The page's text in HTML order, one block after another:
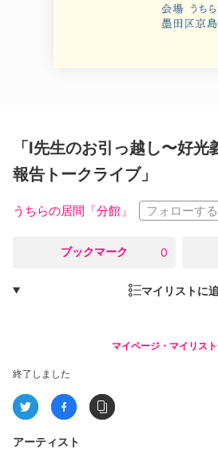
「I先生のお引っ越し〜好
報告トークライブ」
うちらの居間「分館」 フォローする
ブックマーク 0
マイリストに
マイページ・マイリス
終了しました
アーティスト